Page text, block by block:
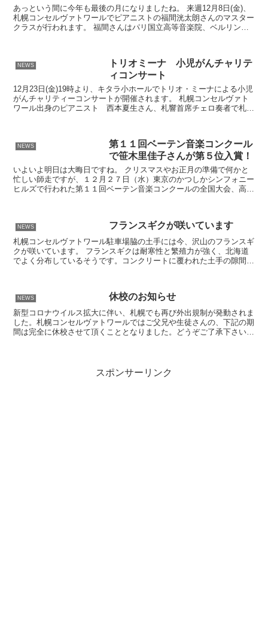
あっという間に今年も最後の月になりましたね。 来週12月8日(金)、
札幌コンセルヴァトワールでピアニストの福間洸太朗さんのマスター
クラスが行われます。 福間さんはパリ国立高等音楽院、ベルリン芸
NEWS
トリオミーナ 小児がんチャリテ
ィコンサート
12月23日(金)19時より、キタラ小ホールでトリオ・ミーナによる小児
がんチャリティーコンサートが開催されます。 札幌コンセルヴァト
ワール出身のピアニスト 西本夏生さん、札響首席チェロ奏者で札幌
NEWS
第１１回ベーテン音楽コンクール
で笹木里佳子さんが第５位入賞！
いよいよ明日は大晦日ですね。 クリスマスやお正月の準備で何かと
忙しい師走ですが、１２月２７日（水）東京のかつしかシンフォニー
ヒルズで行われた第１１回ベーテン音楽コンクールの全国大会、高校
NEWS フランスギクが咲いています
札幌コンセルヴァトワール駐車場脇の土手には今、沢山のフランスギ
クが咲いています。 フランスギクは耐寒性と繁殖力が強く、北海道
でよく分布しているそうです。コンクリートに覆われた土手の隙間に
NEWS 休校のお知らせ
新型コロナウイルス拡大に伴い、札幌でも再び外出規制が発動されま
した。札幌コンセルヴァトワールではご父兄や生徒さんの、下記の期
間は完全に休校させて頂くこととなりました。どうぞご了承下さい。
スポンサーリンク